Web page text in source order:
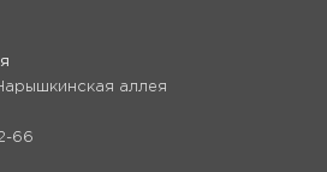
аллея
66